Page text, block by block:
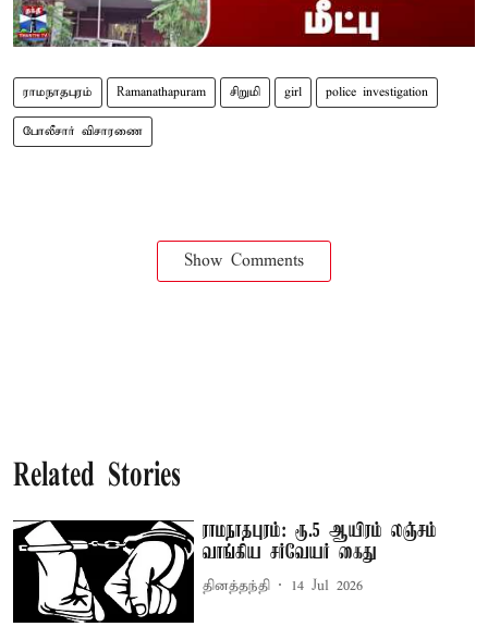
ராமநாதபுரம் Ramanathapuram சிறுமி girl police investigation
போலீசார் விசாரணை
Show Comments
Related Stories
ராமநாதபுரம்: ரூ.5 ஆயிரம் லஞ்சம்
வாங்கிய சர்வேயர் கைது
தினத்தந்தி 14 Jul 2026